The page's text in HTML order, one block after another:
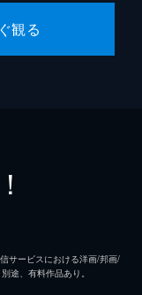
観る
！
サービスにおける洋画/邦画/
途、有料作品あり。